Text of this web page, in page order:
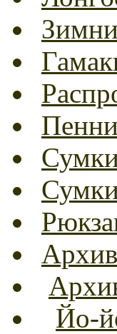
Архив
Йо-